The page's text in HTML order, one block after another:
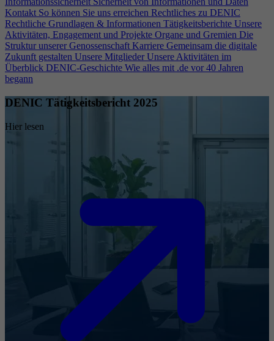
Kontakt So können Sie uns erreichen Rechtliches zu DENIC
Rechtliche Grundlagen & Informationen Tätigkeitsberichte Unsere
Aktivitäten, Engagement und Projekte Organe und Gremien Die
Struktur unserer Genossenschaft Karriere Gemeinsam die digitale
Zukunft gestalten Unsere Mitglieder Unsere Aktivitäten im
Überblick DENIC-Geschichte Wie alles mit .de vor 40 Jahren
begann
DENIC Tätigkeitsbericht 2025
Hier lesen